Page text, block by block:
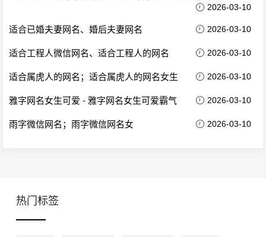
2026-03-10
适合已婚夫妻网名、婚后夫妻网名 2026-03-10
适合工程人微信网名、适合工程人的网名 2026-03-10
适合属虎人的网名；适合属虎人的网名女生 2026-03-10
雅字网名女生可爱 - 雅字网名女生可爱霸气 2026-03-10
雨字微信网名；雨字微信网名女 2026-03-10
热门标签